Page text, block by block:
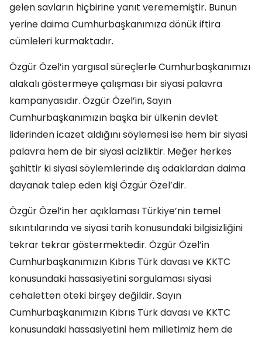
gelen savların hiçbirine yanıt verememiştir. Bunun
yerine daima Cumhurbaşkanımıza dönük iftira
cümleleri kurmaktadır.
Özgür Özel’in yargısal süreçlerle Cumhurbaşkanımızı
alakalı göstermeye çalışması bir siyasi palavra
kampanyasıdır. Özgür Özel’in, Sayın
Cumhurbaşkanımızın başka bir ülkenin devlet
liderinden icazet aldığını söylemesi ise hem bir siyasi
palavra hem de bir siyasi acizliktir. Meğer herkes
şahittir ki siyasi söylemlerinde dış odaklardan daima
dayanak talep eden kişi Özgür Özel’dir.
Özgür Özel’in her açıklaması Türkiye’nin temel
sıkıntılarında ve siyasi tarih konusundaki bilgisizliğini
tekrar tekrar göstermektedir. Özgür Özel’in
Cumhurbaşkanımızın Kıbrıs Türk davası ve KKTC
konusundaki hassasiyetini sorgulaması siyasi
cehaletten öteki birşey değildir. Sayın
Cumhurbaşkanımızın Kıbrıs Türk davası ve KKTC
konusundaki hassasiyetini hem milletimiz hem de